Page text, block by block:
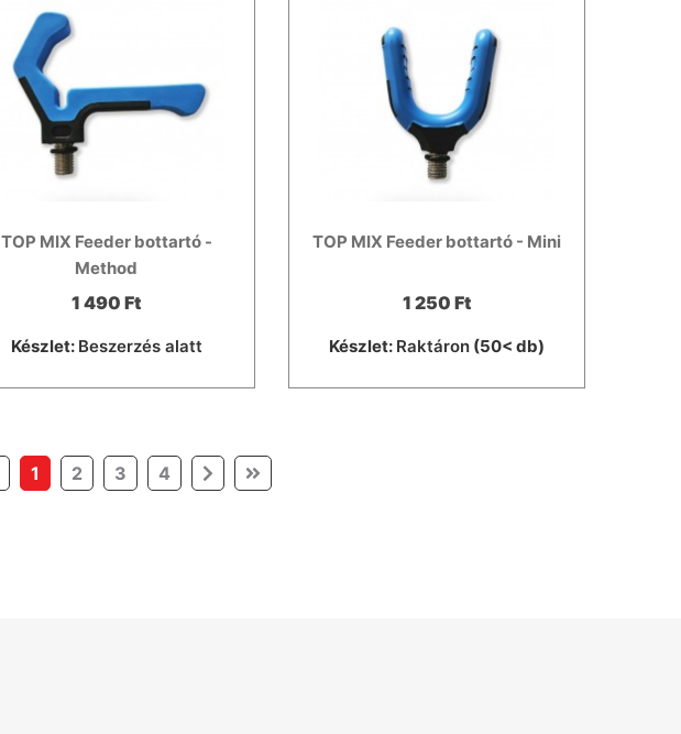
TOP MIX Feeder bottartó -
Method
1 490 Ft
Készlet: Beszerzés alatt
TOP MIX Feeder bottartó - Mini
1 250 Ft
Készlet: Raktáron(50< db)
1 (current)
2 3 4